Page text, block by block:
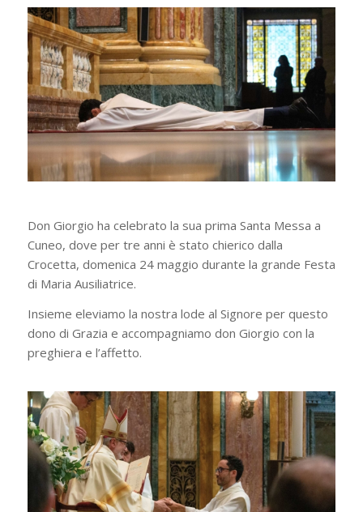
Don Giorgio ha celebrato la sua prima Santa Messa a
Cuneo, dove per tre anni è stato chierico dalla
Crocetta, domenica 24 maggio durante la grande Festa
di Maria Ausiliatrice.
Insieme eleviamo la nostra lode al Signore per questo
dono di Grazia e accompagniamo don Giorgio con la
preghiera e l’affetto.